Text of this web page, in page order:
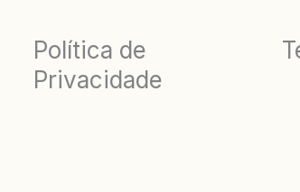
Política de
Privacidade